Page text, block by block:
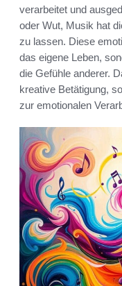
verarbeitet und
oder Wut, Musik hat
zu lassen. Diese
das eigene Leben,
die Gefühle anderer.
kreative Betätigung,
zur emotionalen